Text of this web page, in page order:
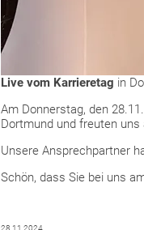
Live vom Karrieretag in
Am Donnerstag, den
Dortmund und freuten uns
Unsere Ansprechpartner
Schön, dass Sie bei uns
28.11.2024